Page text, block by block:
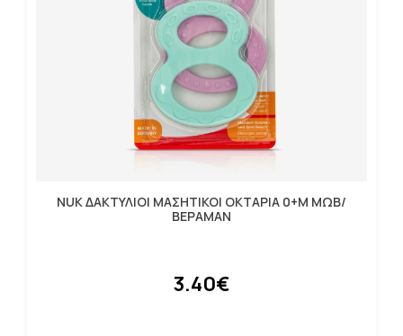
NUK ΔΑΚΤΥΛΙΟΙ ΜΑΣΗΤΙΚΟΙ ΟΚΤΑΡΙΑ 0+Μ ΜΩΒ/
ΒΕΡΑΜΑΝ
3.40€